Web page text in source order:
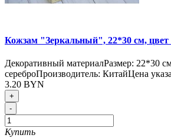
Кожзам "Зеркальный", 22*30 см, цвет
Декоративный материалРазмер: 22*30
сереброПроизводитель: КитайЦена
3.20 BYN
+
-
Купить